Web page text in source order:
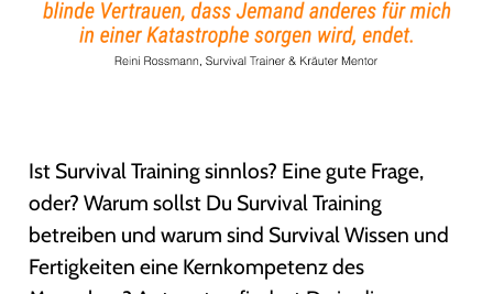
Ist Survival Training sinnlos? Eine gute Frage,
oder? Warum sollst Du Survival Training
betreiben und warum sind Survival Wissen und
Fertigkeiten eine Kernkompetenz des